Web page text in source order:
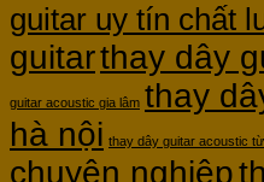
guitar uy tín chất
guitarthay dây
guitar acoustic gia lâm thay
hà nội thay dây guitar acoustic
chuyên nghiệp